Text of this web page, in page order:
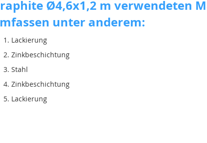
Ø4,6x1,2 m verwendeten
unter anderem:
Lackierung
Zinkbeschichtung
Stahl
Zinkbeschichtung
Lackierung